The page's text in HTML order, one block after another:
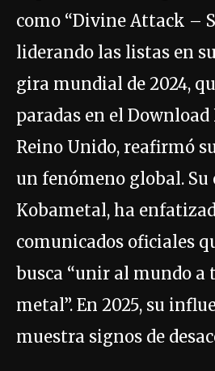
como “Divine Attack –
liderando las listas en
gira mundial de 2024,
paradas en el Download
Reino Unido, reafirmó
un fenómeno global. Su
Kobametal, ha
comunicados oficiales
busca “unir al mundo a
metal”. En 2025, su
muestra signos de